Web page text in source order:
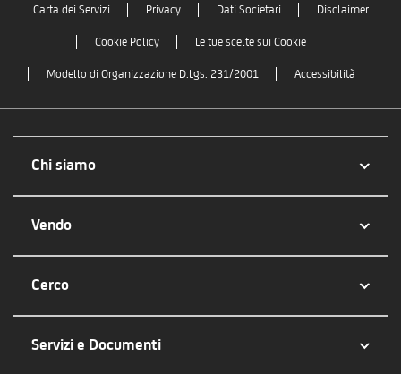
Carta dei Servizi Privacy Dati Societari Disclaimer
Cookie Policy Le tue scelte sui Cookie
Modello di Organizzazione D.Lgs. 231/2001 Accessibilità
Chi siamo
Vendo
Cerco
Servizi e Documenti